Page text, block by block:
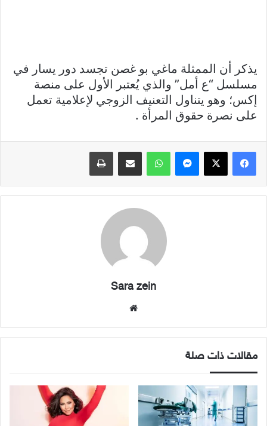
يذكر أن الممثلة ماغي بو غصن تجسد دور يسار في
مسلسل “ع أمل” والذي يُعتبر الأول على منصة
إكس؛ وهو يتناول التعنيف الزوجي لإعلامية تعمل
على نصرة حقوق المرأة .
فيسبوك X ماسنجر واتساب مشاركة عبر البريد طباعة
Sara zein
مقالات ذات صلة